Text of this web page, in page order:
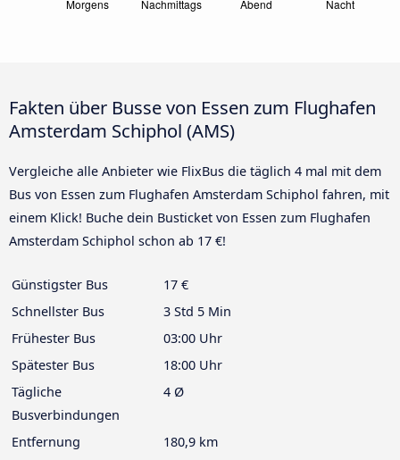
Fakten über Busse von Essen zum Flughafen
Amsterdam Schiphol (AMS)
Vergleiche alle Anbieter wie FlixBus die täglich 4 mal mit dem
Bus von Essen zum Flughafen Amsterdam Schiphol fahren, mit
einem Klick! Buche dein Busticket von Essen zum Flughafen
Amsterdam Schiphol schon ab 17 €!
Günstigster Bus
17 €
Schnellster Bus
3 Std 5 Min
Frühester Bus
03:00 Uhr
Spätester Bus
18:00 Uhr
Tägliche
Busverbindungen
4 Ø
Entfernung
180,9 km